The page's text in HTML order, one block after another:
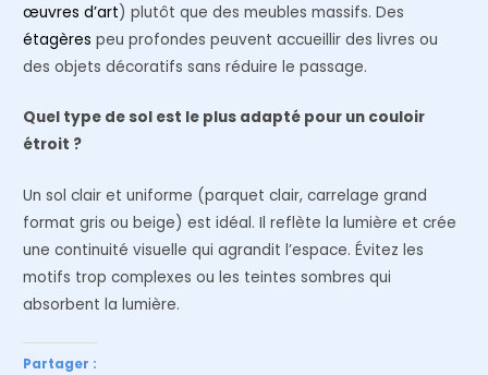
œuvres d’art) plutôt que des meubles massifs. Des
étagères peu profondes peuvent accueillir des livres ou
des objets décoratifs sans réduire le passage.
Quel type de sol est le plus adapté pour un couloir
étroit ?
Un sol clair et uniforme (parquet clair, carrelage grand
format gris ou beige) est idéal. Il reflète la lumière et crée
une continuité visuelle qui agrandit l’espace. Évitez les
motifs trop complexes ou les teintes sombres qui
absorbent la lumière.
Partager :